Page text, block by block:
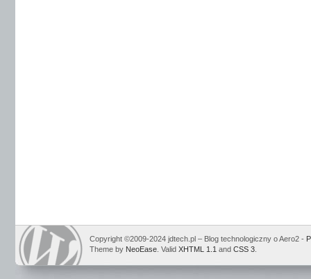
Copyright ©2009-2024 jdtech.pl – Blog technologiczny o Aero2 -
Theme by NeoEase . Valid XHTML 1.1 and CSS 3